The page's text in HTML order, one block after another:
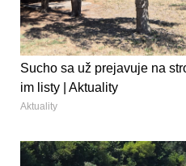
Sucho sa už prejavuje na
im listy | Aktuality
Aktuality